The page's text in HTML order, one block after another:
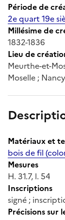
Période de
2e quart 19e
Millésime de
1832-1836
Lieu de
Meurthe-et-
Moselle ;
Matériaux et
bois de fil
Mesures
H. 31.7, l. 54
Inscriptions
signé ;
Précisions sur